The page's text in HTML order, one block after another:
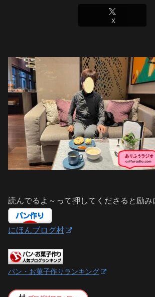
X
読んでるよ～って押してくださると励み
にほんブログ村
パン・お菓子作りランキング